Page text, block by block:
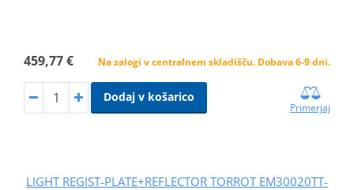
459,77 € Na zalogi v centralnem skladišču. Dobava 6-9 dni.
Dodaj v košarico
Primerjaj
LIGHT REGIST-PLATE+REFLECTOR TORROT EM30020TT-